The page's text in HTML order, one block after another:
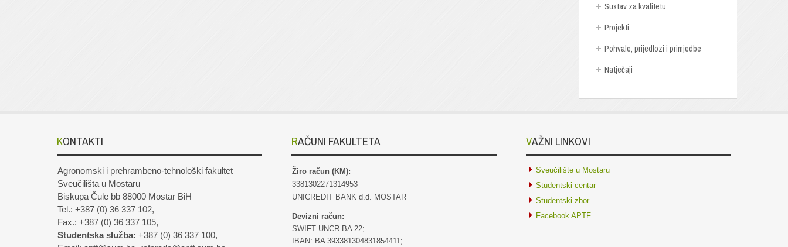
Sustav za kvalitetu
Projekti
Pohvale, prijedlozi i primjedbe
Natječaji
KONTAKTI
Agronomski i prehrambeno-tehnološki fakultet
Sveučilišta u Mostaru
Biskupa Čule bb 88000 Mostar BiH
Tel.: +387 (0) 36 337 102,
Fax.: +387 (0) 36 337 105,
Studentska služba: +387 (0) 36 337 100,
RAČUNI FAKULTETA
Žiro račun (KM):
3381302271314953
UNICREDIT BANK d.d. MOSTAR
Devizni račun:
SWIFT UNCR BA 22;
IBAN: BA 393381304831854411;
VAŽNI LINKOVI
Sveučilište u Mostaru
Studentski centar
Studentski zbor
Facebook APTF